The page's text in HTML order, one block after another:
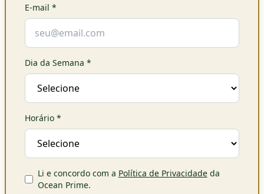
E-mail *
Dia da Semana *
Horário *
Li e concordo com a Política de Privacidadeda
Ocean Prime.